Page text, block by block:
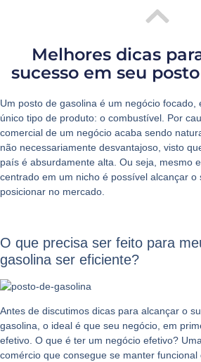
Melhores dicas
sucesso em seu
Um posto de gasolina é um negócio focado,
único tipo de produto: o combustível. Por
comercial de um negócio acaba sendo
não necessariamente desvantajoso, visto
país é absurdamente alta. Ou seja, mesmo
centrado em um nicho é possível alcançar o
posicionar no mercado.
O que precisa ser feito para
gasolina ser eficiente?
Antes de discutimos dicas para alcançar o
gasolina, o ideal é que seu negócio, em
efetivo. O que é ter um negócio efetivo?
comércio que consegue se manter